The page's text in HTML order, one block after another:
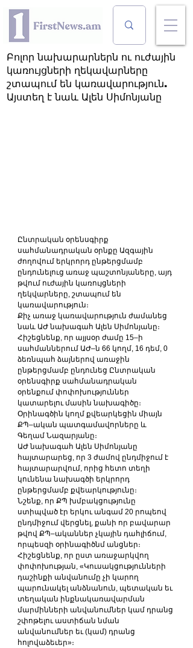
Բոլոր նախարարներն ու ուժային
կառույցների ղեկավարները
շտապում են կառավարություն.
Այստեղ է նաև Ալեն Սիմոնյանը
Ընտրական օրենսգիրք
սահմանադրական օրնքը Ազգային
ժողովում երկրորդ ընթերցմամբ
ընդունելուց առաջ պաշտոնյաները, այդ
թվում ուժային կառույցների
ղեկվարները, շտապում են
կառավարություն։
Քիչ առաջ կառավարություն ժամանեց
նաև ԱԺ նախագահ Ալեն Սիմոնյանը։
Հիշեցնենք, որ այյսօր ժամը 15–ի
սահմաններում ԱԺ–ն 66 կողմ, 16 դեմ, 0
ձեռնպահ ձայներով առաջին
ընթերցմամբ ընդունեց Ընտրական
օրենսգիրք սահմանադրական
օրենքում փոփոխություններ
կատարելու մասին նախագիծը։
Օրինագծին կողմ քվեարկեցին միայն
ՔՊ–ական պատգամավորները և
Գեղամ Նազարյանը։
ԱԺ նախագահ Ալեն Սիմոնյանը
հայտարարեց, որ 3 ժամով ընդմիջում է
հայտարարվում, որից հետո տեղի
կունենա նախագծի երկրորդ
ընթերցմամբ քվեարկությունը։
Նշենք, որ ՔՊ խմբակցությունը
ստիպված էր երկու անգամ 20 րոպեով
ընդմիջում վերցնել, քանի որ բավարար
թվով ՔՊ–ականներ չկային դահլիճում,
որպեսզի օրինագիծնմ անցներ։
Հիշեցնենք, որ ըստ առաջարկվող
փոփոխության, «Կուսակցությունների
դաշինքի անվանումը չի կարող
պարունակել անձնանուն, պետական եւ
տեղական ինքնակառավարման
մարմինների անվանումներ կամ դրանց
շփոթելու աստիճան նման
անվանումներ եւ (կամ) դրանց
հոլովաձեւեր»։